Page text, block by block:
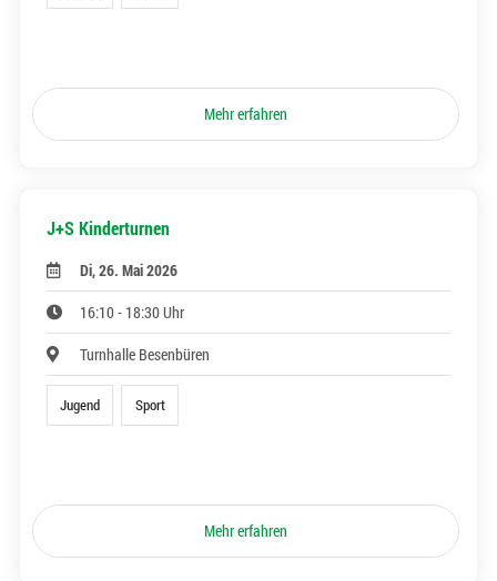
Mehr erfahren
J+S Kinderturnen
Di, 26. Mai 2026
16:10 - 18:30 Uhr
Turnhalle Besenbüren
Jugend Sport
Mehr erfahren